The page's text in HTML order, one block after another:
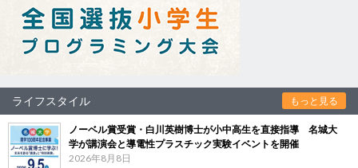
ライフスタイル もっと見る
ノーベル賞受賞・白川英樹博士が小中高生を直接指導 名城大
学が講演会と導電性プラスチック実験イベントを開催
2026年8月8日